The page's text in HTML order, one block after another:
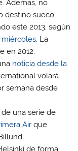
Además, no
destino sueco.
este 2013, según
. La
en 2012.
noticia desde la
volará
semana desde
una serie de
Airque
de forma